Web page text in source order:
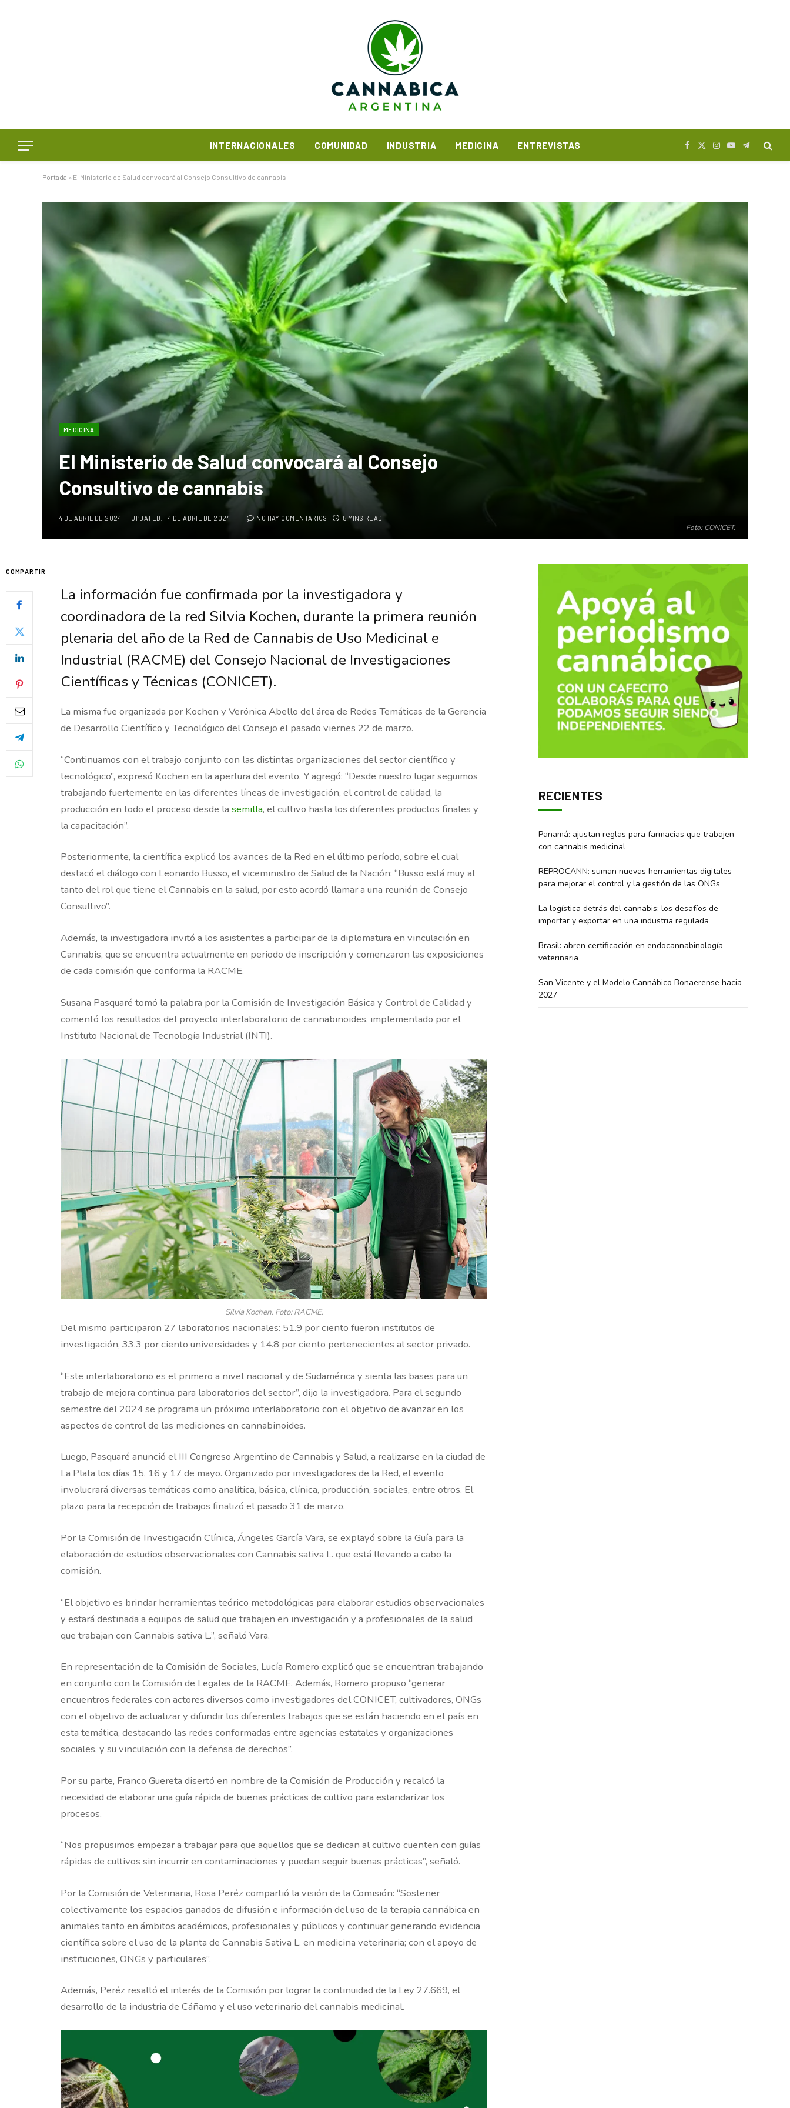
INTERNACIONALES COMUNIDAD INDUSTRIA MEDICINA ENTREVISTAS Facebook
X
(Twitter)
Instagram
YouTubeTelegram
Portada » El Ministerio de Salud convocará al Consejo Consultivo de cannabis
Foto: CONICET.
MEDICINA
El Ministerio de Salud convocará al Consejo
Consultivo de cannabis
4 DE ABRIL DE 2024 UPDATED: 4 DE ABRIL DE 2024 NO HAY COMENTARIOS 5 MINS READ
COMPARTIR
La información fue confirmada por la investigadora y
coordinadora de la red Silvia Kochen, durante la primera reunión
plenaria del año de la Red de Cannabis de Uso Medicinal e
Industrial (RACME) del Consejo Nacional de Investigaciones
Científicas y Técnicas (CONICET).
La misma fue organizada por Kochen y Verónica Abello del área de Redes Temáticas de la Gerencia
de Desarrollo Científico y Tecnológico del Consejo el pasado viernes 22 de marzo.
“Continuamos con el trabajo conjunto con las distintas organizaciones del sector científico y
tecnológico”, expresó Kochen en la apertura del evento. Y agregó: “Desde nuestro lugar seguimos
trabajando fuertemente en las diferentes líneas de investigación, el control de calidad, la
producción en todo el proceso desde la semilla, el cultivo hasta los diferentes productos finales y
la capacitación”.
Posteriormente, la científica explicó los avances de la Red en el último período, sobre el cual
destacó el diálogo con Leonardo Busso, el viceministro de Salud de la Nación: “Busso está muy al
tanto del rol que tiene el Cannabis en la salud, por esto acordó llamar a una reunión de Consejo
Consultivo”.
Además, la investigadora invitó a los asistentes a participar de la diplomatura en vinculación en
Cannabis, que se encuentra actualmente en periodo de inscripción y comenzaron las exposiciones
de cada comisión que conforma la RACME.
Susana Pasquaré tomó la palabra por la Comisión de Investigación Básica y Control de Calidad y
comentó los resultados del proyecto interlaboratorio de cannabinoides, implementado por el
Instituto Nacional de Tecnología Industrial (INTI).
Silvia Kochen. Foto: RACME.
Del mismo participaron 27 laboratorios nacionales: 51.9 por ciento fueron institutos de
investigación, 33.3 por ciento universidades y 14.8 por ciento pertenecientes al sector privado.
“Este interlaboratorio es el primero a nivel nacional y de Sudamérica y sienta las bases para un
trabajo de mejora continua para laboratorios del sector”, dijo la investigadora. Para el segundo
semestre del 2024 se programa un próximo interlaboratorio con el objetivo de avanzar en los
aspectos de control de las mediciones en cannabinoides.
Luego, Pasquaré anunció el III Congreso Argentino de Cannabis y Salud, a realizarse en la ciudad de
La Plata los días 15, 16 y 17 de mayo. Organizado por investigadores de la Red, el evento
involucrará diversas temáticas como analítica, básica, clínica, producción, sociales, entre otros. El
plazo para la recepción de trabajos finalizó el pasado 31 de marzo.
Por la Comisión de Investigación Clínica, Ángeles García Vara, se explayó sobre la Guía para la
elaboración de estudios observacionales con Cannabis sativa L. que está llevando a cabo la
comisión.
“El objetivo es brindar herramientas teórico metodológicas para elaborar estudios observacionales
y estará destinada a equipos de salud que trabajen en investigación y a profesionales de la salud
que trabajan con Cannabis sativa L.”, señaló Vara.
En representación de la Comisión de Sociales, Lucía Romero explicó que se encuentran trabajando
en conjunto con la Comisión de Legales de la RACME. Además, Romero propuso “generar
encuentros federales con actores diversos como investigadores del CONICET, cultivadores, ONGs
con el objetivo de actualizar y difundir los diferentes trabajos que se están haciendo en el país en
esta temática, destacando las redes conformadas entre agencias estatales y organizaciones
sociales, y su vinculación con la defensa de derechos”.
Por su parte, Franco Guereta disertó en nombre de la Comisión de Producción y recalcó la
necesidad de elaborar una guía rápida de buenas prácticas de cultivo para estandarizar los
procesos.
“Nos propusimos empezar a trabajar para que aquellos que se dedican al cultivo cuenten con guías
rápidas de cultivos sin incurrir en contaminaciones y puedan seguir buenas prácticas”, señaló.
Por la Comisión de Veterinaria, Rosa Peréz compartió la visión de la Comisión: “Sostener
colectivamente los espacios ganados de difusión e información del uso de la terapia cannábica en
animales tanto en ámbitos académicos, profesionales y públicos y continuar generando evidencia
científica sobre el uso de la planta de Cannabis Sativa L. en medicina veterinaria; con el apoyo de
instituciones, ONGs y particulares”.
Además, Peréz resaltó el interés de la Comisión por lograr la continuidad de la Ley 27.669, el
desarrollo de la industria de Cáñamo y el uso veterinario del cannabis medicinal.
RECIENTES
Panamá: ajustan reglas para farmacias que trabajen
con cannabis medicinal
REPROCANN: suman nuevas herramientas digitales
para mejorar el control y la gestión de las ONGs
La logística detrás del cannabis: los desafíos de
importar y exportar en una industria regulada
Brasil: abren certificación en endocannabinología
veterinaria
San Vicente y el Modelo Cannábico Bonaerense hacia
2027